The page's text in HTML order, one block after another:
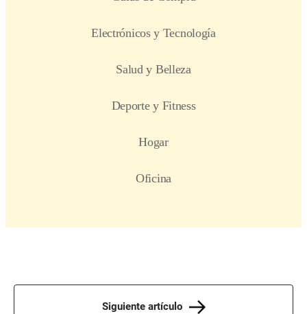
Siguiente artículo